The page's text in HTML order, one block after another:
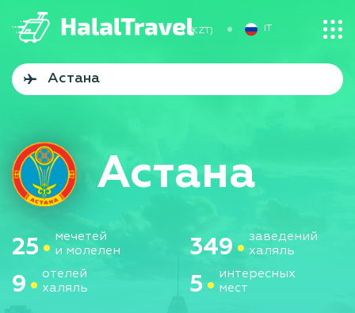
IT
₸ (KZT)
Астана
25
мечетей
и молелен
349
заведений
халяль
9
отелей
халяль
5
интересных
мест